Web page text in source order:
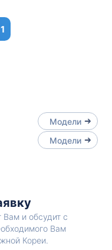
1
Модели
Модели
и обсудит с
Вам
Кореи.